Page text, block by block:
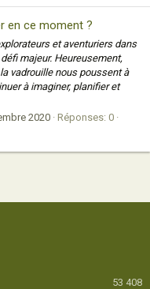
en ce moment ?
et aventuriers dans
majeur. Heureusement,
vadrouille nous poussent à
à imaginer, planifier et
2020
Réponses: 0
53 408